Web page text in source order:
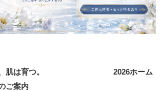
で、肌は育つ。 2026ホーム
ご案内